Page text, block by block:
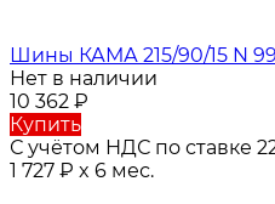
Шины КАМА 215/90/15 N
Нет в наличии
10 362 ₽
Купить
С учётом НДС по ставке
1 727 ₽ x 6 мес.